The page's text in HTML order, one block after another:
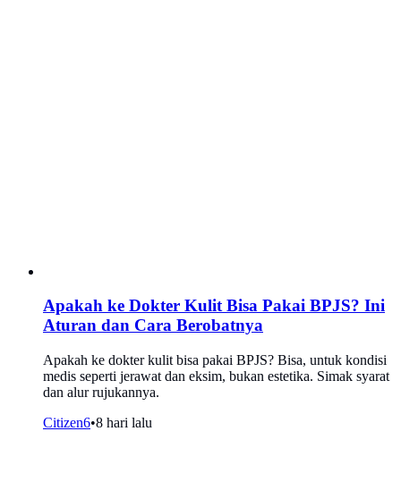
Apakah ke Dokter Kulit Bisa Pakai BPJS? Ini
Aturan dan Cara Berobatnya
Apakah ke dokter kulit bisa pakai BPJS? Bisa, untuk kondisi
medis seperti jerawat dan eksim, bukan estetika. Simak syarat
dan alur rujukannya.
Citizen6•8 hari lalu